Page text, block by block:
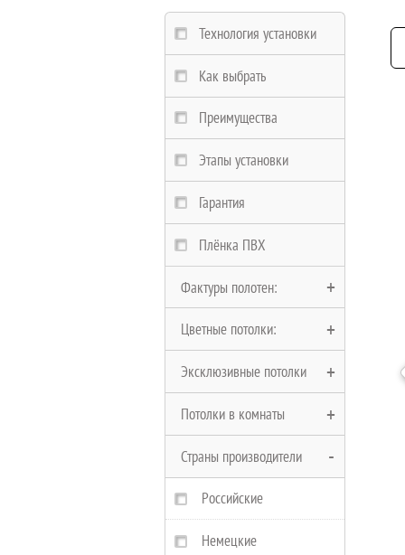
Технология установки
Как выбрать
Преимущества
Этапы установки
Гарантия
Плёнка ПВХ
Фактуры полотен:
Глянцевые полотна
Матовые полотна
Сатиновые полотна
Замшевые полотна
Фактурные полотна
Тканевые
Цветные потолки:
Черные потолки
Белые потолки
Красные потолки
Бежевые потолки
Коричневые потолки
Эксклюзивные потолки
Многоуровневые
Двухуровневые
Криволинейные
Парящие
Потолки в комнаты
В Ванную
На кухню
В спальню
Страны производители
Российские
Немецкие